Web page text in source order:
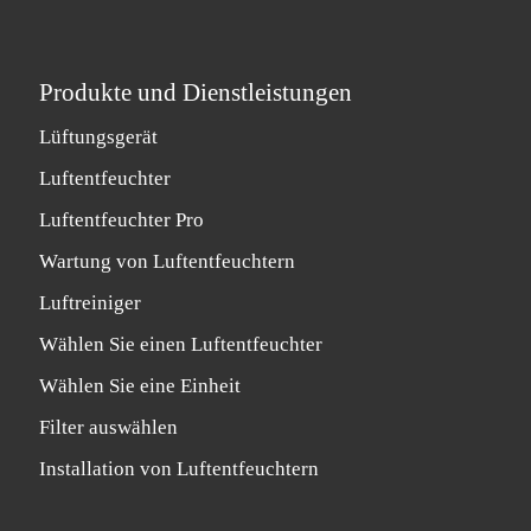
Produkte und Dienstleistungen
Lüftungsgerät
Luftentfeuchter
Luftentfeuchter Pro
Wartung von Luftentfeuchtern
Luftreiniger
Wählen Sie einen Luftentfeuchter
Wählen Sie eine Einheit
Filter auswählen
Installation von Luftentfeuchtern